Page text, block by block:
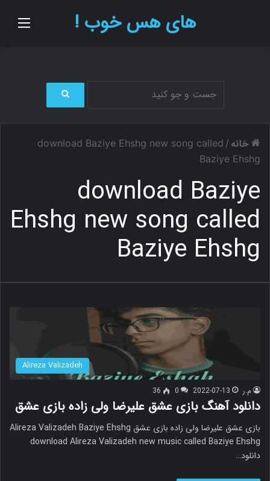
های هس خوب !
ج
ج
خانه /
download Baziye Ehshg new song called
Baziye Ehshg
download Baziye
Ehshg new song called
Baziye Ehshg
Alireza Valizadeh
م.ر 2022-07-13
0
36
دانلود آهنگ بازی عشق علیرضا ولی زاده بازی عشق
بازی عشق علیرضا ولی زاده بازی عشق Alireza Valizadeh Baziye Ehshg
download Alireza Valizadeh new music called Baziye Ehshg
دانلود…